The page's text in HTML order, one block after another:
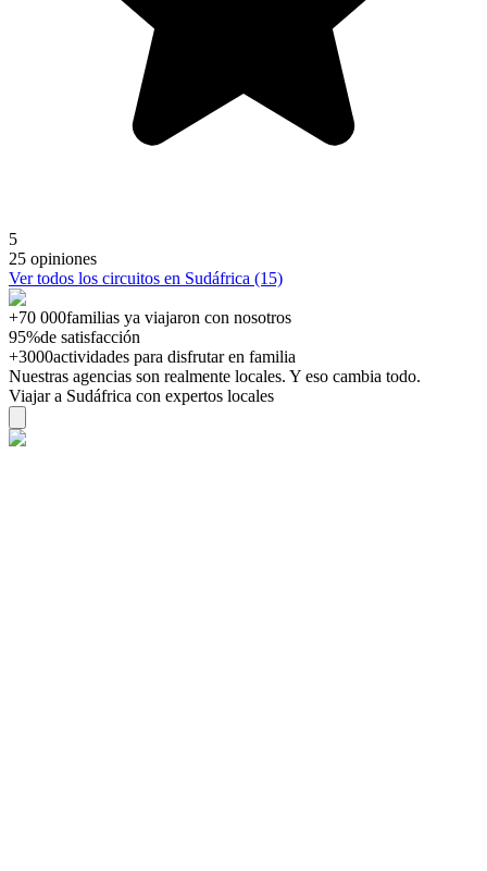
5
25 opiniones
Ver todos los circuitos en Sudáfrica (15)
+70 000familias ya viajaron con nosotros
95%de satisfacción
+3000actividades para disfrutar en familia
Nuestras agencias son realmente locales. Y eso cambia todo.
Viajar a Sudáfrica con expertos locales